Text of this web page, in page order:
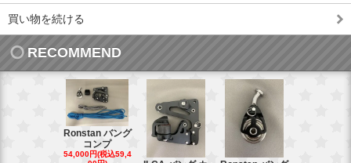
買い物を続ける
RECOMMEND
Ronstan バング
コンプ
54,000円(税込59,4